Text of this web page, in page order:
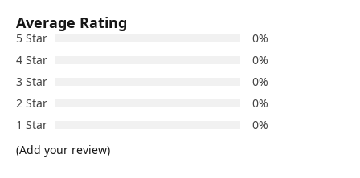
Average Rating
5 Star
0%
4 Star
0%
3 Star
0%
2 Star
0%
1 Star
0%
(Add your review)